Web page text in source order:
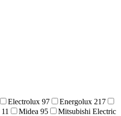
Electrolux 97 Energolux 217
11 Midea 95
Mitsubishi Electric